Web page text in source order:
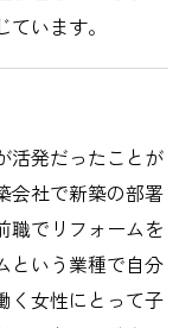
います。
活発だったことが
会社で新築の部署
職でリフォームを
という業種で自分
く女性にとって子